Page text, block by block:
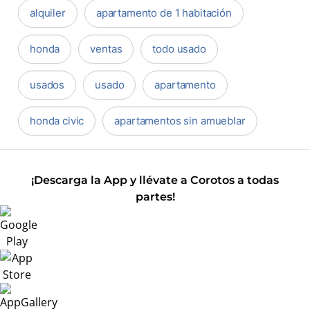
alquiler apartamento de 1 habitación
honda ventas todo usado
usados usado apartamento
honda civic apartamentos sin amueblar
¡Descarga la App y llévate a Corotos a todas
partes!